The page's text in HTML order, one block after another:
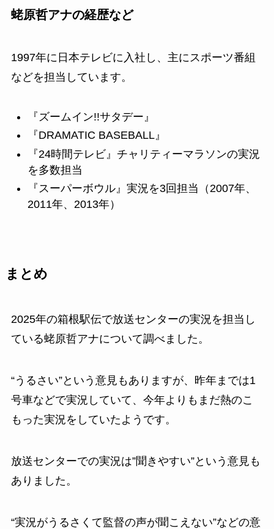
蛯原哲アナの経歴など
1997年に日本テレビに入社し、主にスポーツ番組
などを担当しています。
『ズームイン!!サタデー』
『DRAMATIC BASEBALL』
『24時間テレビ』チャリティーマラソンの実況
を多数担当
『スーパーボウル』実況を3回担当（2007年、
2011年、2013年）
まとめ
2025年の箱根駅伝で放送センターの実況を担当し
ている蛯原哲アナについて調べました。
“うるさい”という意見もありますが、昨年までは1
号車などで実況していて、今年よりもまだ熱のこ
もった実況をしていたようです。
放送センターでの実況は”聞きやすい”という意見も
ありました。
“実況がうるさくて監督の声が聞こえない”などの意